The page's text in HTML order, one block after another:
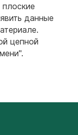
данные
цепной